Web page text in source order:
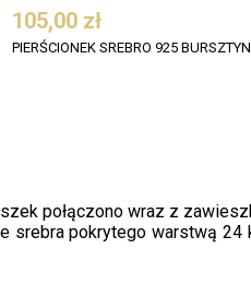
105,00 zł
połączono wraz z
srebra pokrytego warstwą 24